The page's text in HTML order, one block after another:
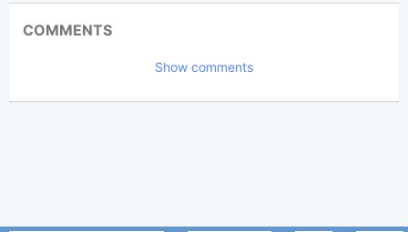
Tobi (Tobi approved)
COMMENTS
Show comments